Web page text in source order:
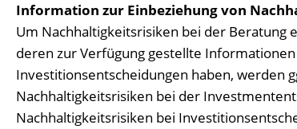
Information zur Einbeziehung von
Um Nachhaltigkeitsrisiken bei der Beratung
deren zur Verfügung gestellte
Investitionsentscheidungen haben, werden
Nachhaltigkeitsrisiken bei der
Nachhaltigkeitsrisiken bei